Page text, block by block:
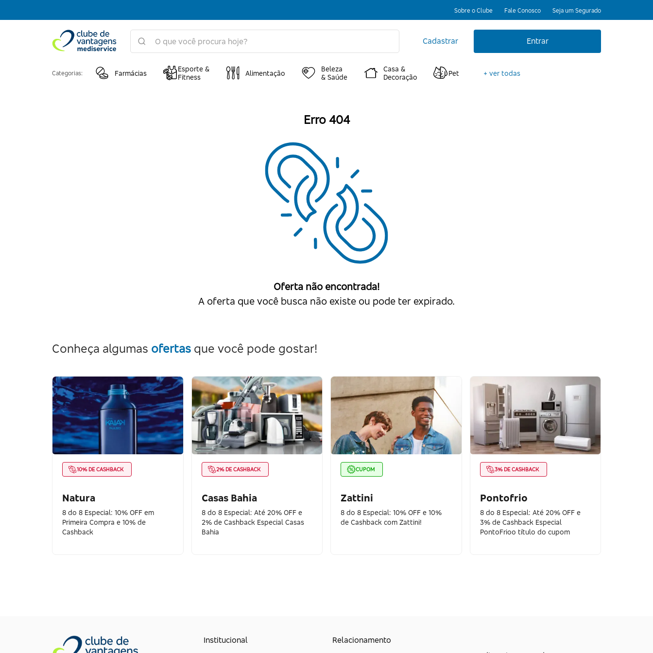
Sobre o Clube Fale Conosco Seja um Segurado
Cadastrar Entrar
Categorias: Farmácias
Esporte &
Fitness
Alimentação
Beleza
& Saúde
Casa &
Decoração
Pet + ver todas
Erro 404
Oferta não encontrada!
A oferta que você busca não existe ou pode ter expirado.
Conheça algumas ofertas que você pode gostar!
10% DE CASHBACK
Natura
8 do 8 Especial: 10% OFF em
Primeira Compra e 10% de
Cashback
2% DE CASHBACK
Casas Bahia
8 do 8 Especial: Até 20% OFF e
2% de Cashback Especial Casas
Bahia
CUPOM
Zattini
8 do 8 Especial: 10% OFF e 10%
de Cashback com Zattini!
3% DE CASHBACK
Pontofrio
8 do 8 Especial: Até 20% OFF e
3% de Cashback Especial
PontoFrioo título do cupom
Institucional
Relacionamento